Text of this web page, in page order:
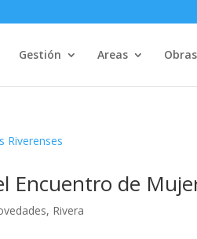
Gestión Areas Obras
Encuentro de
, Rivera